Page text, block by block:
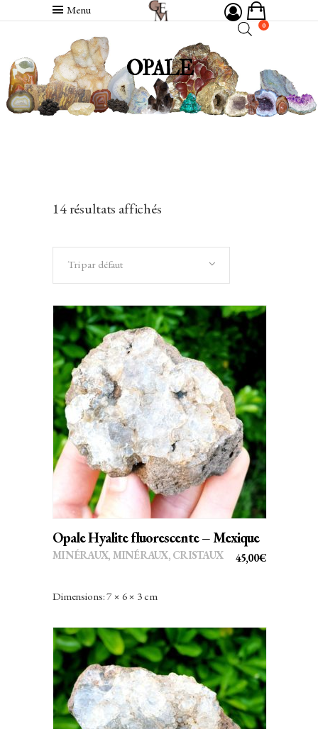
Menu
0
OPALE
14 résultats affichés
Tri par défaut
AJOUTER AU PANIER
Opale Hyalite fluorescente – Mexique
45,00€
MINÉRAUX, MINÉRAUX, CRISTAUX
Dimensions: 7 × 6 × 3 cm